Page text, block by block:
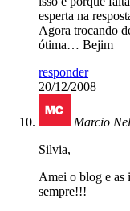
esperta na
Agora trocando
ótima… Bejim
responder
20/12/2008
Marcio
Silvia,
Amei o blog e as
sempre!!!